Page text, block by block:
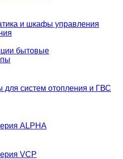
и шкафы управления
бытовые
для систем отопления и ГВС
ALPHA
VCP